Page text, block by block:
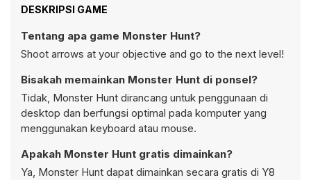
DESKRIPSI GAME
Tentang apa game Monster Hunt?
Shoot arrows at your objective and go to the next level!
Bisakah memainkan Monster Hunt di ponsel?
Tidak, Monster Hunt dirancang untuk penggunaan di
desktop dan berfungsi optimal pada komputer yang
menggunakan keyboard atau mouse.
Apakah Monster Hunt gratis dimainkan?
Ya, Monster Hunt dapat dimainkan secara gratis di Y8